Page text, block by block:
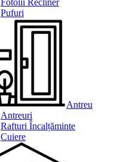
Pufuri
Antreu
Antreuri
Rafturi Încalțăminte
Cuiere